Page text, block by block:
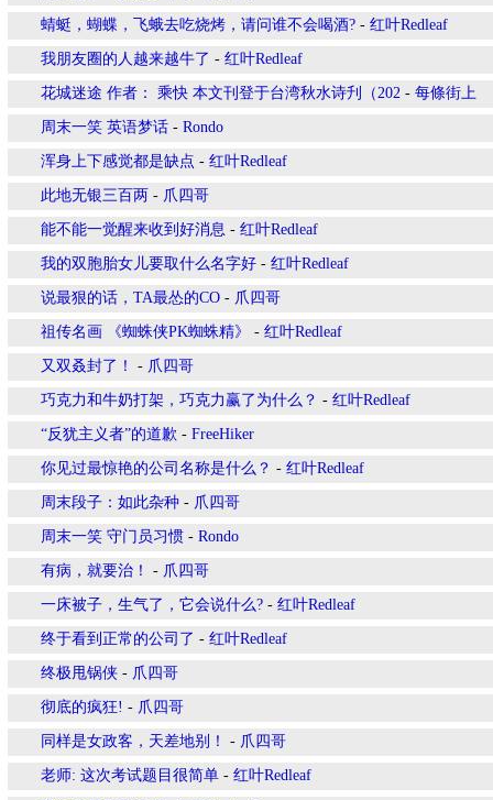
蜻蜓，蝴蝶，飞蛾去吃烧烤，请问谁不会喝酒? - 红叶Redleaf
我朋友圈的人越来越牛了 - 红叶Redleaf
花城迷途 作者： 乘快 本文刊登于台湾秋水诗刋（202 - 每條街上
周末一笑 英语梦话 - Rondo
浑身上下感觉都是缺点 - 红叶Redleaf
此地无银三百两 - 爪四哥
能不能一觉醒来收到好消息 - 红叶Redleaf
我的双胞胎女儿要取什么名字好 - 红叶Redleaf
说最狠的话，TA最怂的CO - 爪四哥
祖传名画 《蜘蛛侠PK蜘蛛精》 - 红叶Redleaf
又双叒封了！ - 爪四哥
巧克力和牛奶打架，巧克力赢了为什么？ - 红叶Redleaf
“反犹主义者”的道歉 - FreeHiker
你见过最惊艳的公司名称是什么？ - 红叶Redleaf
周末段子：如此杂种 - 爪四哥
周末一笑 守门员习惯 - Rondo
有病，就要治！ - 爪四哥
一床被子，生气了，它会说什么? - 红叶Redleaf
终于看到正常的公司了 - 红叶Redleaf
终极甩锅侠 - 爪四哥
彻底的疯狂! - 爪四哥
同样是女政客，天差地别！ - 爪四哥
老师: 这次考试题目很简单 - 红叶Redleaf